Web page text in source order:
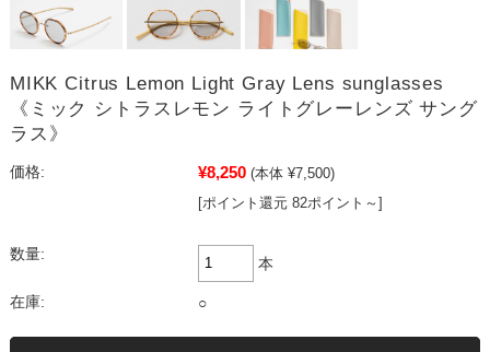
MIKK Citrus Lemon Light Gray Lens sunglasses
《ミック シトラスレモン ライトグレーレンズ サング
ラス》
価格: ¥8,250 (本体 ¥7,500)
[ポイント還元 82ポイント～]
数量:
本
在庫: ○